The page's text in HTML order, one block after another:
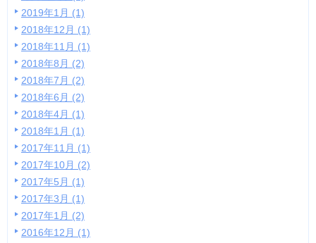
2019年1月 (1)
2018年12月 (1)
2018年11月 (1)
2018年8月 (2)
2018年7月 (2)
2018年6月 (2)
2018年4月 (1)
2018年1月 (1)
2017年11月 (1)
2017年10月 (2)
2017年5月 (1)
2017年3月 (1)
2017年1月 (2)
2016年12月 (1)